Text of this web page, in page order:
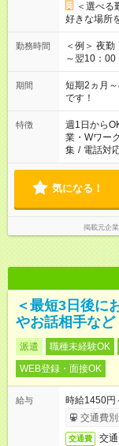
＜選べ
好きな場所
勤務時間
＜例＞ 夜
～翌10：00 ※
みたい」 「
い」など ご
の方の場合
仕事に慣れてから
必要な場合
期間
短期2ヵ月
です！
特徴 週1日から
業・Wワー
集 / 電話対
気になる！
掲載元企
＜最短3日後に
やお話相手な
派遣 職種未経験OK
WEB登録・面接OK
給与
時給1450
交通費
交通費
交